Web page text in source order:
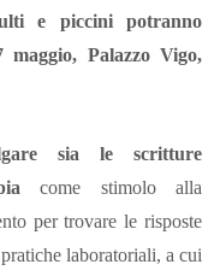
e piccini potranno
maggio, Palazzo Vigo,
sia le scritture
come stimolo alla
per trovare le risposte
laboratoriali, a cui